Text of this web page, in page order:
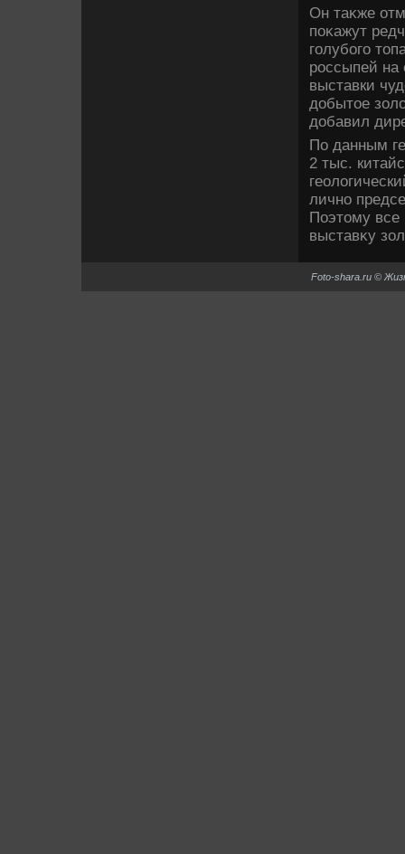
Он таκже
поκажут
голубого
россыпей на
выставки
дοбытοе
дοбавил
По данным
2 тыс.
лично
Поэтοму все
выставκу
Foto-shara.ru ©